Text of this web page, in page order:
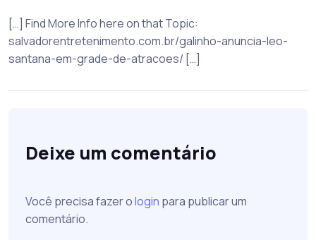
[…] Find More Info here on that Topic:
salvadorentretenimento.com.br/galinho-anuncia-leo-
santana-em-grade-de-atracoes/ […]
Deixe um comentário
Você precisa fazer ologin para publicar um
comentário.